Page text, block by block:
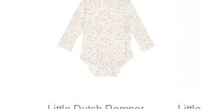
was:
€12,99.
is:
€10,26.